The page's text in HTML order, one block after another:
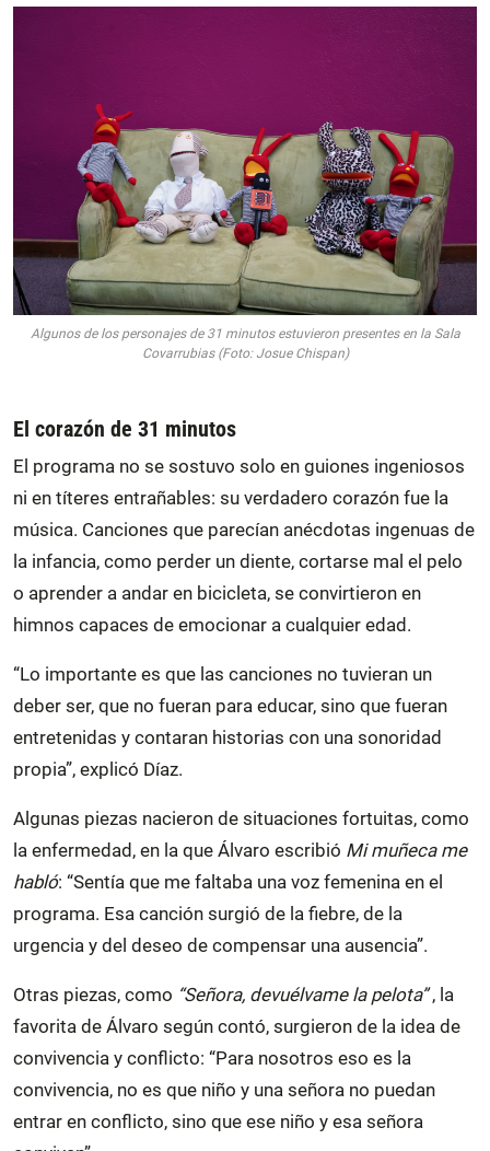
Algunos de los personajes de 31 minutos estuvieron presentes en la Sala
Covarrubias (Foto: Josue Chispan)
El corazón de 31 minutos
El programa no se sostuvo solo en guiones ingeniosos
ni en títeres entrañables: su verdadero corazón fue la
música. Canciones que parecían anécdotas ingenuas de
la infancia, como perder un diente, cortarse mal el pelo
o aprender a andar en bicicleta, se convirtieron en
himnos capaces de emocionar a cualquier edad.
“Lo importante es que las canciones no tuvieran un
deber ser, que no fueran para educar, sino que fueran
entretenidas y contaran historias con una sonoridad
propia”, explicó Díaz.
Algunas piezas nacieron de situaciones fortuitas, como
la enfermedad, en la que Álvaro escribió Mi muñeca me
habló: “Sentía que me faltaba una voz femenina en el
programa. Esa canción surgió de la fiebre, de la
urgencia y del deseo de compensar una ausencia”.
Otras piezas, como “Señora, devuélvame la pelota”, la
favorita de Álvaro según contó, surgieron de la idea de
convivencia y conflicto: “Para nosotros eso es la
convivencia, no es que niño y una señora no puedan
entrar en conflicto, sino que ese niño y esa señora